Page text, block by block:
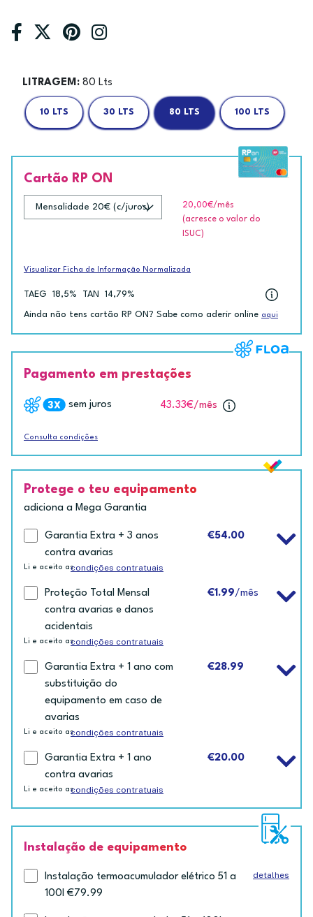
LITRAGEM: 80 Lts
10 LTS 30 LTS 80 LTS 100 LTS
Cartão RP ON
20,00€/mês
(acresce o valor do
ISUC)
Visualizar Ficha de Informação Normalizada
TAEG 18,5% TAN 14,79%
Ainda não tens cartão RP ON? Sabe como aderir online aqui
Pagamento em prestações
sem juros 43.33€/mês
Consulta condições
Protege o teu equipamento
adiciona a Mega Garantia
Garantia Extra + 3 anos
contra avarias
€54.00
Li e aceito ascondições contratuais
Proteção Total Mensal
contra avarias e danos
acidentais
€1.99/mês
Li e aceito ascondições contratuais
Garantia Extra + 1 ano com
substituição do
equipamento em caso de
avarias
€28.99
Li e aceito ascondições contratuais
Garantia Extra + 1 ano
contra avarias
€20.00
Li e aceito ascondições contratuais
Instalação de equipamento
Instalação termoacumulador elétrico 51 a
100l €79.99
detalhes